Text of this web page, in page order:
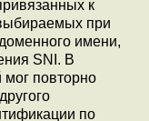
к
при
имени,
SNI. В
повторно
по